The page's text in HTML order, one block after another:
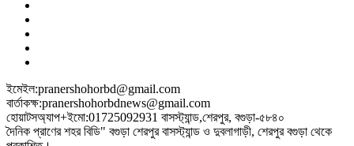
ইমেইল:pranershohorbd@gmail.com
বার্তাকক্ষ:pranershohorbdnews@gmail.com
হোয়াটসঅ্যাপ+ইমো:01725092931 বাসস্ট্যান্ড,শেরপুর, বগুড়া-৫৮৪০
দৈনিক প্রাণের শহর বিডি" বগুড়া শেরপুর বাসস্ট্যান্ড ও দুবলাগাড়ী, শেরপুর বগুড়া থেকে